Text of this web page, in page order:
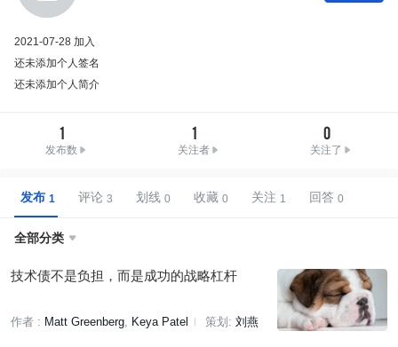
2021-07-28 加入
还未添加个人签名
还未添加个人简介
1
发布数
1
关注者
0
关注了
发布 评论 划线 收藏 关注 回答
全部分类 
技术债不是负担，而是成功的战略杠杆
作者 : Matt Greenberg Keya Patel 策划: 刘燕